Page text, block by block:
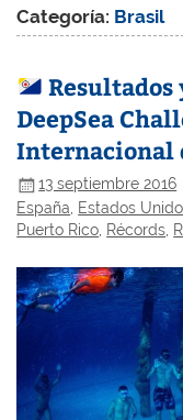
Categoría: Brasil
Resultados
DeepSea
Internacional
13 septiembre 2016
España
Estados
Puerto Rico Récords